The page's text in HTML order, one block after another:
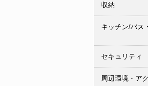
収納
キッチン/バス
セキュリティ
周辺環境・ア